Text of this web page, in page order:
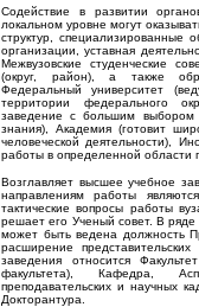
Содействие в развитии
локальном уровне могут
структур, специализированные
организации, уставная
Межвузовские студенческие
(округ, район), а также
Федеральный университет
территории федерального
заведение с большим выбором
знания), Академия (готовит
человеческой деятельности),
работы в определенной области
Возглавляет высшее учебное
направлениям работы
тактические вопросы работы
решает его Ученый совет. В
может быть ведена должность
расширение
заведения относится
факультета), Кафедра,
преподавательских и научных
Докторантура.